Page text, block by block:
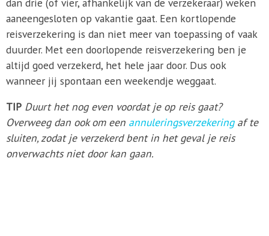
aaneengesloten op vakantie gaat. Een kortlopende
reisverzekering is dan niet meer van toepassing of vaak
duurder. Met een doorlopende reisverzekering ben je
altijd goed verzekerd, het hele jaar door. Dus ook
wanneer jij spontaan een weekendje weggaat.
TIP Duurt het nog even voordat je op reis gaat?
Overweeg dan ook om een annuleringsverzekeringaf te
sluiten, zodat je verzekerd bent in het geval je reis
onverwachts niet door kan gaan.